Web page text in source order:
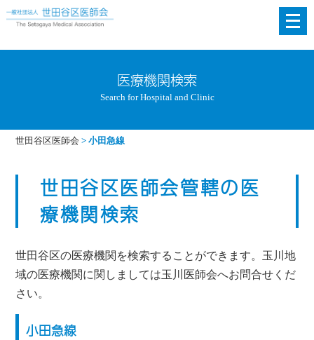
メ
ニ
く
医療機関検索
Search for Hospital and Clinic
世田谷区医師会 >小田急線
世田谷区医師会管轄の医
療機関検索
世田谷区の医療機関を検索することができます。玉川地
域の医療機関に関しましては玉川医師会へお問合せくだ
さい。
小田急線